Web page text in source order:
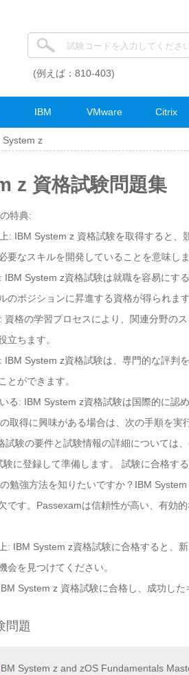
(例えば：810-403)
IBM VMware Citrix
System z
z 資格試験問題集
特典:
: IBM System z 資格試験を取得すると
要なスキルを開発していることを意味し
IBM System z資格試験は就職を容易にす
のポジションに昇進する資格が得られま
資格の学習プロセスにより、関連分野の
立ちます。
IBM System z資格試験は、専門的な評判
とができます。
る: IBM System z資格試験は国際的に認
取得に興味がある場合は、次の手順を実
試験の要件と試験情報の詳細については
に登録して準備します。 試験に合格す
勉強方法を知りたいですか？IBM
です。Passexamは信頼性が高い、有効
: IBM System z資格試験に合格すると、
会を見つけてください。
System z 資格試験に合格し、成功し
問題
System z and zOS Fundamentals